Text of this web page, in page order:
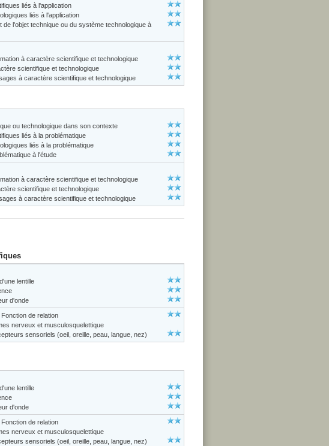
liés à l'application
liés à l'application
de l'objet technique ou du système technologique à
à caractère scientifique et technologique
scientifique et technologique
à caractère scientifique et technologique
ou technologique dans son contexte
liés à la problématique
liés à la problématique
à l'étude
à caractère scientifique et technologique
scientifique et technologique
à caractère scientifique et technologique
lentille
d'onde
de relation
nerveux et musculosquelettique
sensoriels (oeil, oreille, peau, langue, nez)
lentille
d'onde
de relation
nerveux et musculosquelettique
sensoriels (oeil, oreille, peau, langue, nez)